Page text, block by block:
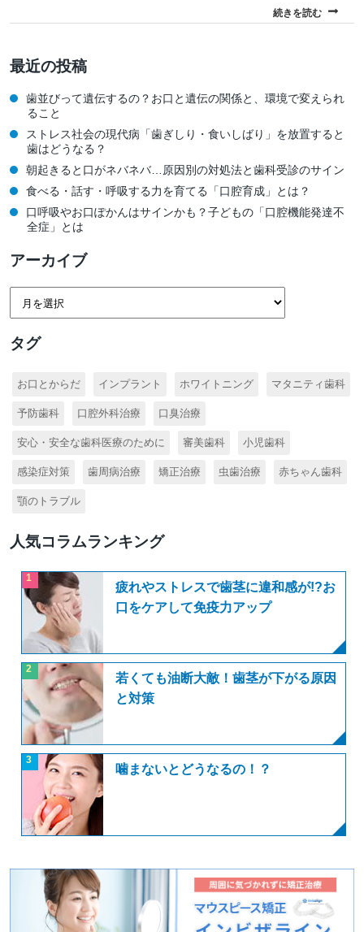
続きを読む
最近の投稿
歯並びって遺伝するの？お口と遺伝の関係と、環境で変えられ
ること
ストレス社会の現代病「歯ぎしり・食いしばり」を放置すると
歯はどうなる？
朝起きると口がネバネバ…原因別の対処法と歯科受診のサイン
食べる・話す・呼吸する力を育てる「口腔育成」とは？
口呼吸やお口ぽかんはサインかも？子どもの「口腔機能発達不
全症」とは
アーカイブ
タグ
お口とからだ インプラント ホワイトニング マタニティ歯科
予防歯科 口腔外科治療 口臭治療
安心・安全な歯科医療のために 審美歯科 小児歯科
感染症対策 歯周病治療 矯正治療 虫歯治療 赤ちゃん歯科
顎のトラブル
人気コラムランキング
1
疲れやストレスで歯茎に違和感が!?お
口をケアして免疫力アップ
2
若くても油断大敵！歯茎が下がる原因
と対策
3
噛まないとどうなるの！？